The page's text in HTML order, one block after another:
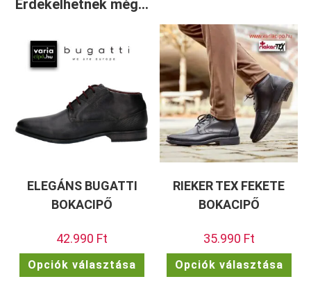
Érdekelhetnek még…
ELEGÁNS BUGATTI
BOKACIPŐ
42.990 Ft
Opciók választása
terméknek
RIEKER TEX FEKETE
BOKACIPŐ
35.990 Ft
Opciók választása